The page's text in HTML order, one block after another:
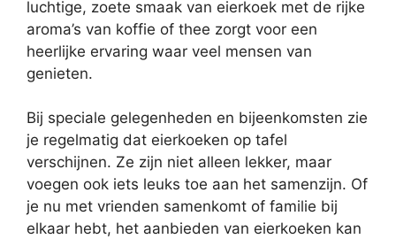
luchtige, zoete smaak van eierkoek met de rijke
aroma’s van koffie of thee zorgt voor een
heerlijke ervaring waar veel mensen van
genieten.
Bij speciale gelegenheden en bijeenkomsten zie
je regelmatig dat eierkoeken op tafel
verschijnen. Ze zijn niet alleen lekker, maar
voegen ook iets leuks toe aan het samenzijn. Of
je nu met vrienden samenkomt of familie bij
elkaar hebt, het aanbieden van eierkoeken kan